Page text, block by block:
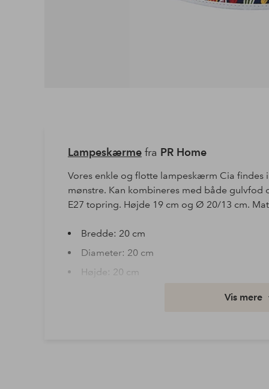
Lampeskærmefra PR Home
Vores enkle og flotte lampeskærm Cia findes
mønstre. Kan kombineres med både
E27 topring. Højde 19 cm og Ø 20/13 cm.
Bredde: 20 cm
Diameter: 20 cm
Højde: 20 cm
Vis mere